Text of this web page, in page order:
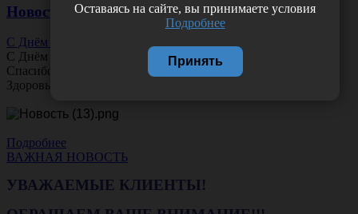
Новости
С Днём Офтальмолога!
С Днём
Спасибо за ясное зрение и заботу о пациентах.
Здоровья вам и новых профессиональных побед!
Подробнее
ВАЖНАЯ НОВОСТЬ
УВАЖАЕМЫЕ КЛИЕНТЫ!
Оставаясь на сайте, вы принимаете условия
Подробнее
Принять